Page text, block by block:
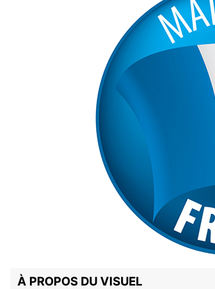
À PROPOS DU VISUEL